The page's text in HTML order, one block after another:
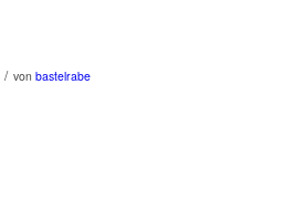
/ von bastelrabe